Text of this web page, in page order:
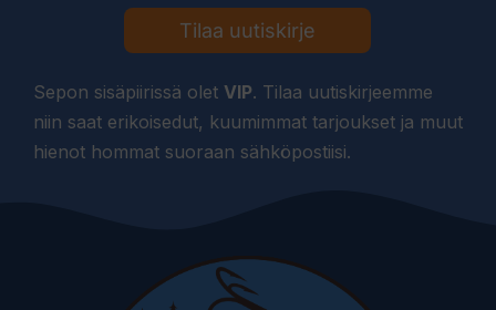
Tilaa uutiskirje
Sepon sisäpiirissä olet VIP. Tilaa uutiskirjeemme
niin saat erikoisedut, kuumimmat tarjoukset ja muut
hienot hommat suoraan sähköpostiisi.